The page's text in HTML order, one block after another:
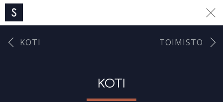
KOTI TOIMISTO
KOTI